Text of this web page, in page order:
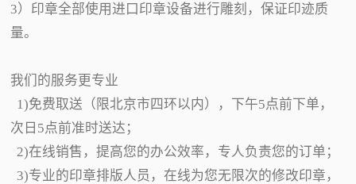
3）印章全部使用进口印章设备进行雕刻，保证印迹质
量。
我们的服务更专业
1)免费取送（限北京市四环以内），下午5点前下单，
次日5点前准时送达；
2)在线销售，提高您的办公效率，专人负责您的订单；
3)专业的印章排版人员，在线为您无限次的修改印章，